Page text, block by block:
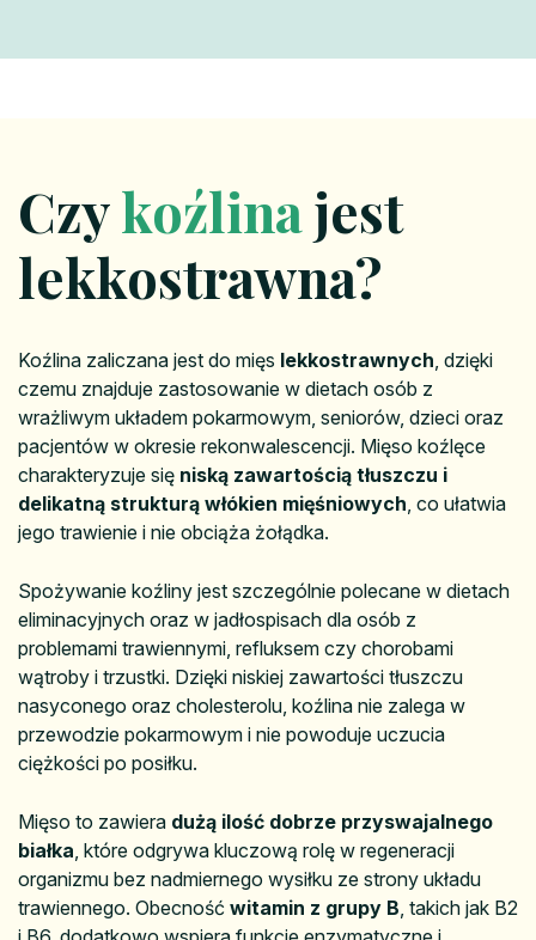
Czykoźlinajest
lekkostrawna?
Koźlina zaliczana jest do mięs lekkostrawnych , dzięki
czemu znajduje zastosowanie w dietach osób z
wrażliwym układem pokarmowym, seniorów, dzieci oraz
pacjentów w okresie rekonwalescencji. Mięso koźlęce
charakteryzuje się niską zawartością tłuszczu i
delikatną strukturą włókien mięśniowych , co ułatwia
jego trawienie i nie obciąża żołądka.
Spożywanie koźliny jest szczególnie polecane w dietach
eliminacyjnych oraz w jadłospisach dla osób z
problemami trawiennymi, refluksem czy chorobami
wątroby i trzustki. Dzięki niskiej zawartości tłuszczu
nasyconego oraz cholesterolu, koźlina nie zalega w
przewodzie pokarmowym i nie powoduje uczucia
ciężkości po posiłku.
Mięso to zawiera dużą ilość dobrze przyswajalnego
białka , które odgrywa kluczową rolę w regeneracji
organizmu bez nadmiernego wysiłku ze strony układu
trawiennego. Obecność witamin z grupy B , takich jak B2